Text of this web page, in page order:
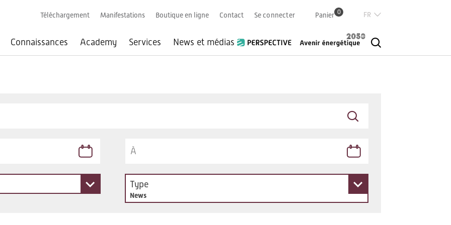
Connaissances Academy Services News et médias
Téléchargement Manifestations Boutique en ligne Contact Se connecter Panier 0
English
Type
News